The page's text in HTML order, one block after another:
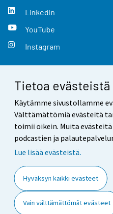
Tietoa evästeistä
Käytämme sivustollamme
Välttämättömiä evästeitä
toimii oikein. Muita
podcastien ja
Lue lisää evästeistä.
Hyväksyn kaikki evästeet
Vain välttämättömät evästeet
LinkedIn
YouTube
Instagram
Yhteystiedot
Palaute
Käyttöehdot
Saavutettavuus
Tietoa sivustosta
Evästeasetukset